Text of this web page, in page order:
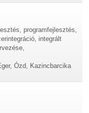
programfejlesztés,
integrált
Ózd, Kazincbarcika